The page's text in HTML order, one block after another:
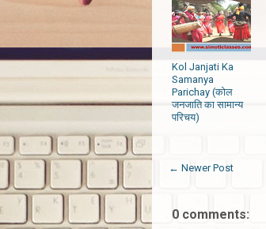
Kol Janjati Ka
Samanya
Parichay (कोल
जनजाति का सामान्य
परिचय)
← Newer Post
0 comments: